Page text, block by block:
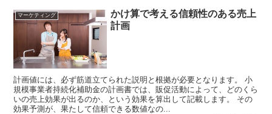
マーケティング
かけ算で考える信頼性のある売上
計画
計画値には、必ず筋道立てられた説明と根拠が必要となります。 小
規模事業者持続化補助金の計画書では、販促活動によって、どのくら
いの売上効果が出るのか、という効果を算出して記載します。 その
効果予測が、果たして信頼できる数値なの...